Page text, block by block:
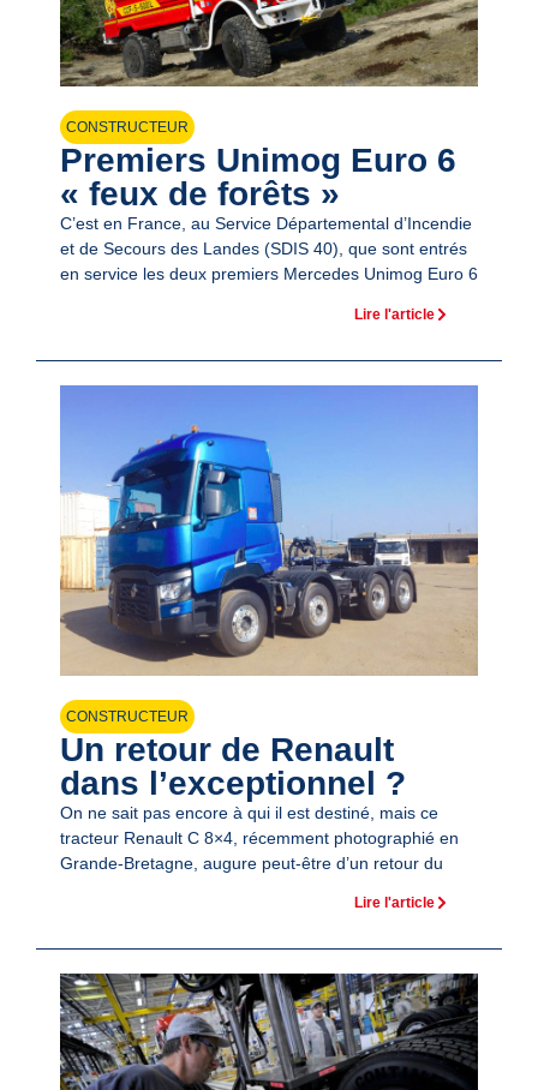
CONSTRUCTEUR
Premiers Unimog Euro 6
« feux de forêts »
C’est en France, au Service Départemental d’Incendie
et de Secours des Landes (SDIS 40), que sont entrés
en service les deux premiers Mercedes Unimog Euro 6
Lire l'article
CONSTRUCTEUR
Un retour de Renault
dans l’exceptionnel ?
On ne sait pas encore à qui il est destiné, mais ce
tracteur Renault C 8×4, récemment photographié en
Grande-Bretagne, augure peut-être d’un retour du
Lire l'article